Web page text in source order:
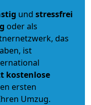
und stressfrei
oder als
das
ist
kostenlose
ersten
Umzug.